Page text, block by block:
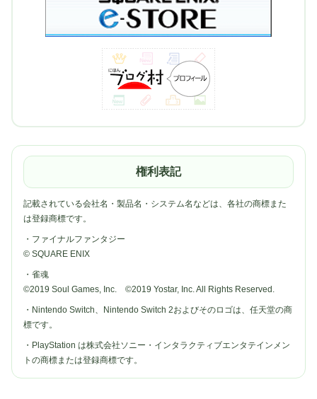
権利表記
記載されている会社名・製品名・システム名などは、各社の商標また
は登録商標です。
・ファイナルファンタジー
© SQUARE ENIX
・雀魂
©2019 Soul Games, Inc. ©2019 Yostar, Inc. All Rights Reserved.
・Nintendo Switch、Nintendo Switch 2およびそのロゴは、任天堂の商
標です。
・PlayStation は株式会社ソニー・インタラクティブエンタテインメン
トの商標または登録商標です。